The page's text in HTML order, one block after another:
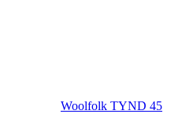
Woolfolk TYND 45